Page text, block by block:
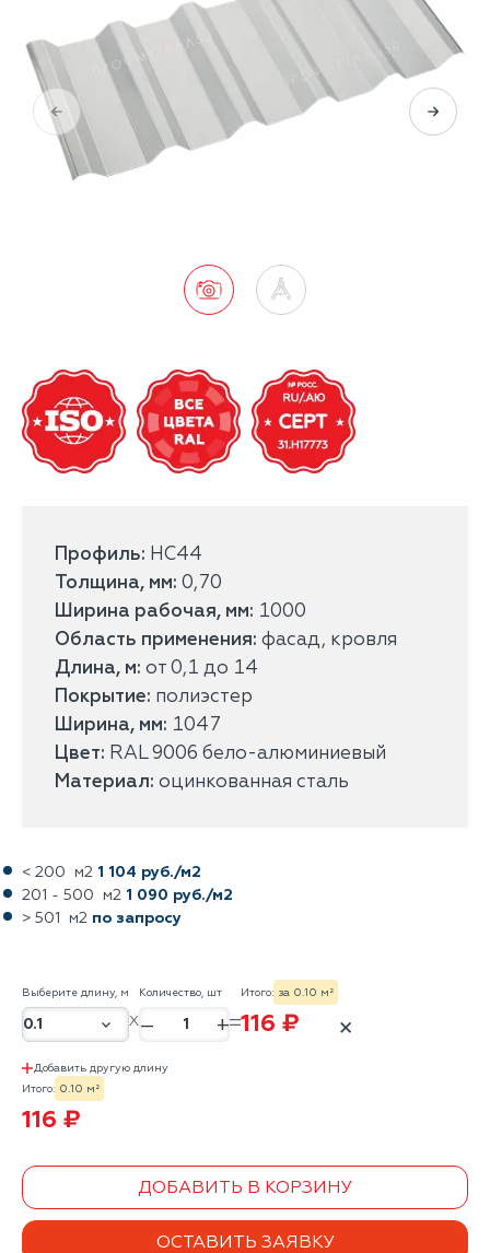
Профиль: НС44
Толщина, мм: 0,70
Ширина рабочая, мм: 1000
Область применения: фасад, кровля
Длина, м: от 0,1 до 14
Покрытие: полиэстер
Ширина, мм: 1047
Цвет: RAL 9006 бело-алюминиевый
Материал: оцинкованная сталь
< 200 м2 1 104 руб./м2
201 - 500 м2 1 090 руб./м2
> 501 м2 по запросу
Выберите длину, м Количество, шт
– +
Итого: за 0.10 м²
116 ₽ ✕
Добавить другую длину
Итого: 0.10 м²
116 ₽
ДОБАВИТЬ В КОРЗИНУ
ОСТАВИТЬ ЗАЯВКУ